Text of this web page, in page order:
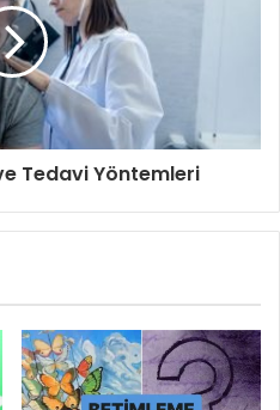
Tedavi Yöntemleri